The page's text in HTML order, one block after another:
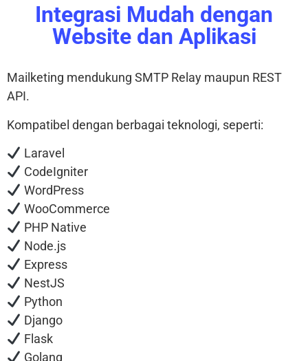
Integrasi Mudah dengan
Website dan Aplikasi
Mailketing mendukung SMTP Relay maupun REST
API.
Kompatibel dengan berbagai teknologi, seperti:
Laravel
CodeIgniter
WordPress
WooCommerce
PHP Native
Node.js
Express
NestJS
Python
Django
Flask
Golang